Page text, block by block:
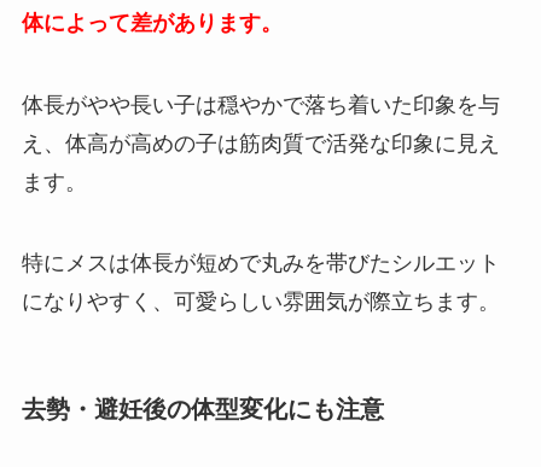
体によって差があります。
体長がやや長い子は穏やかで落ち着いた印象を与
え、体高が高めの子は筋肉質で活発な印象に見え
ます。
特にメスは体長が短めで丸みを帯びたシルエット
になりやすく、可愛らしい雰囲気が際立ちます。
去勢・避妊後の体型変化にも注意